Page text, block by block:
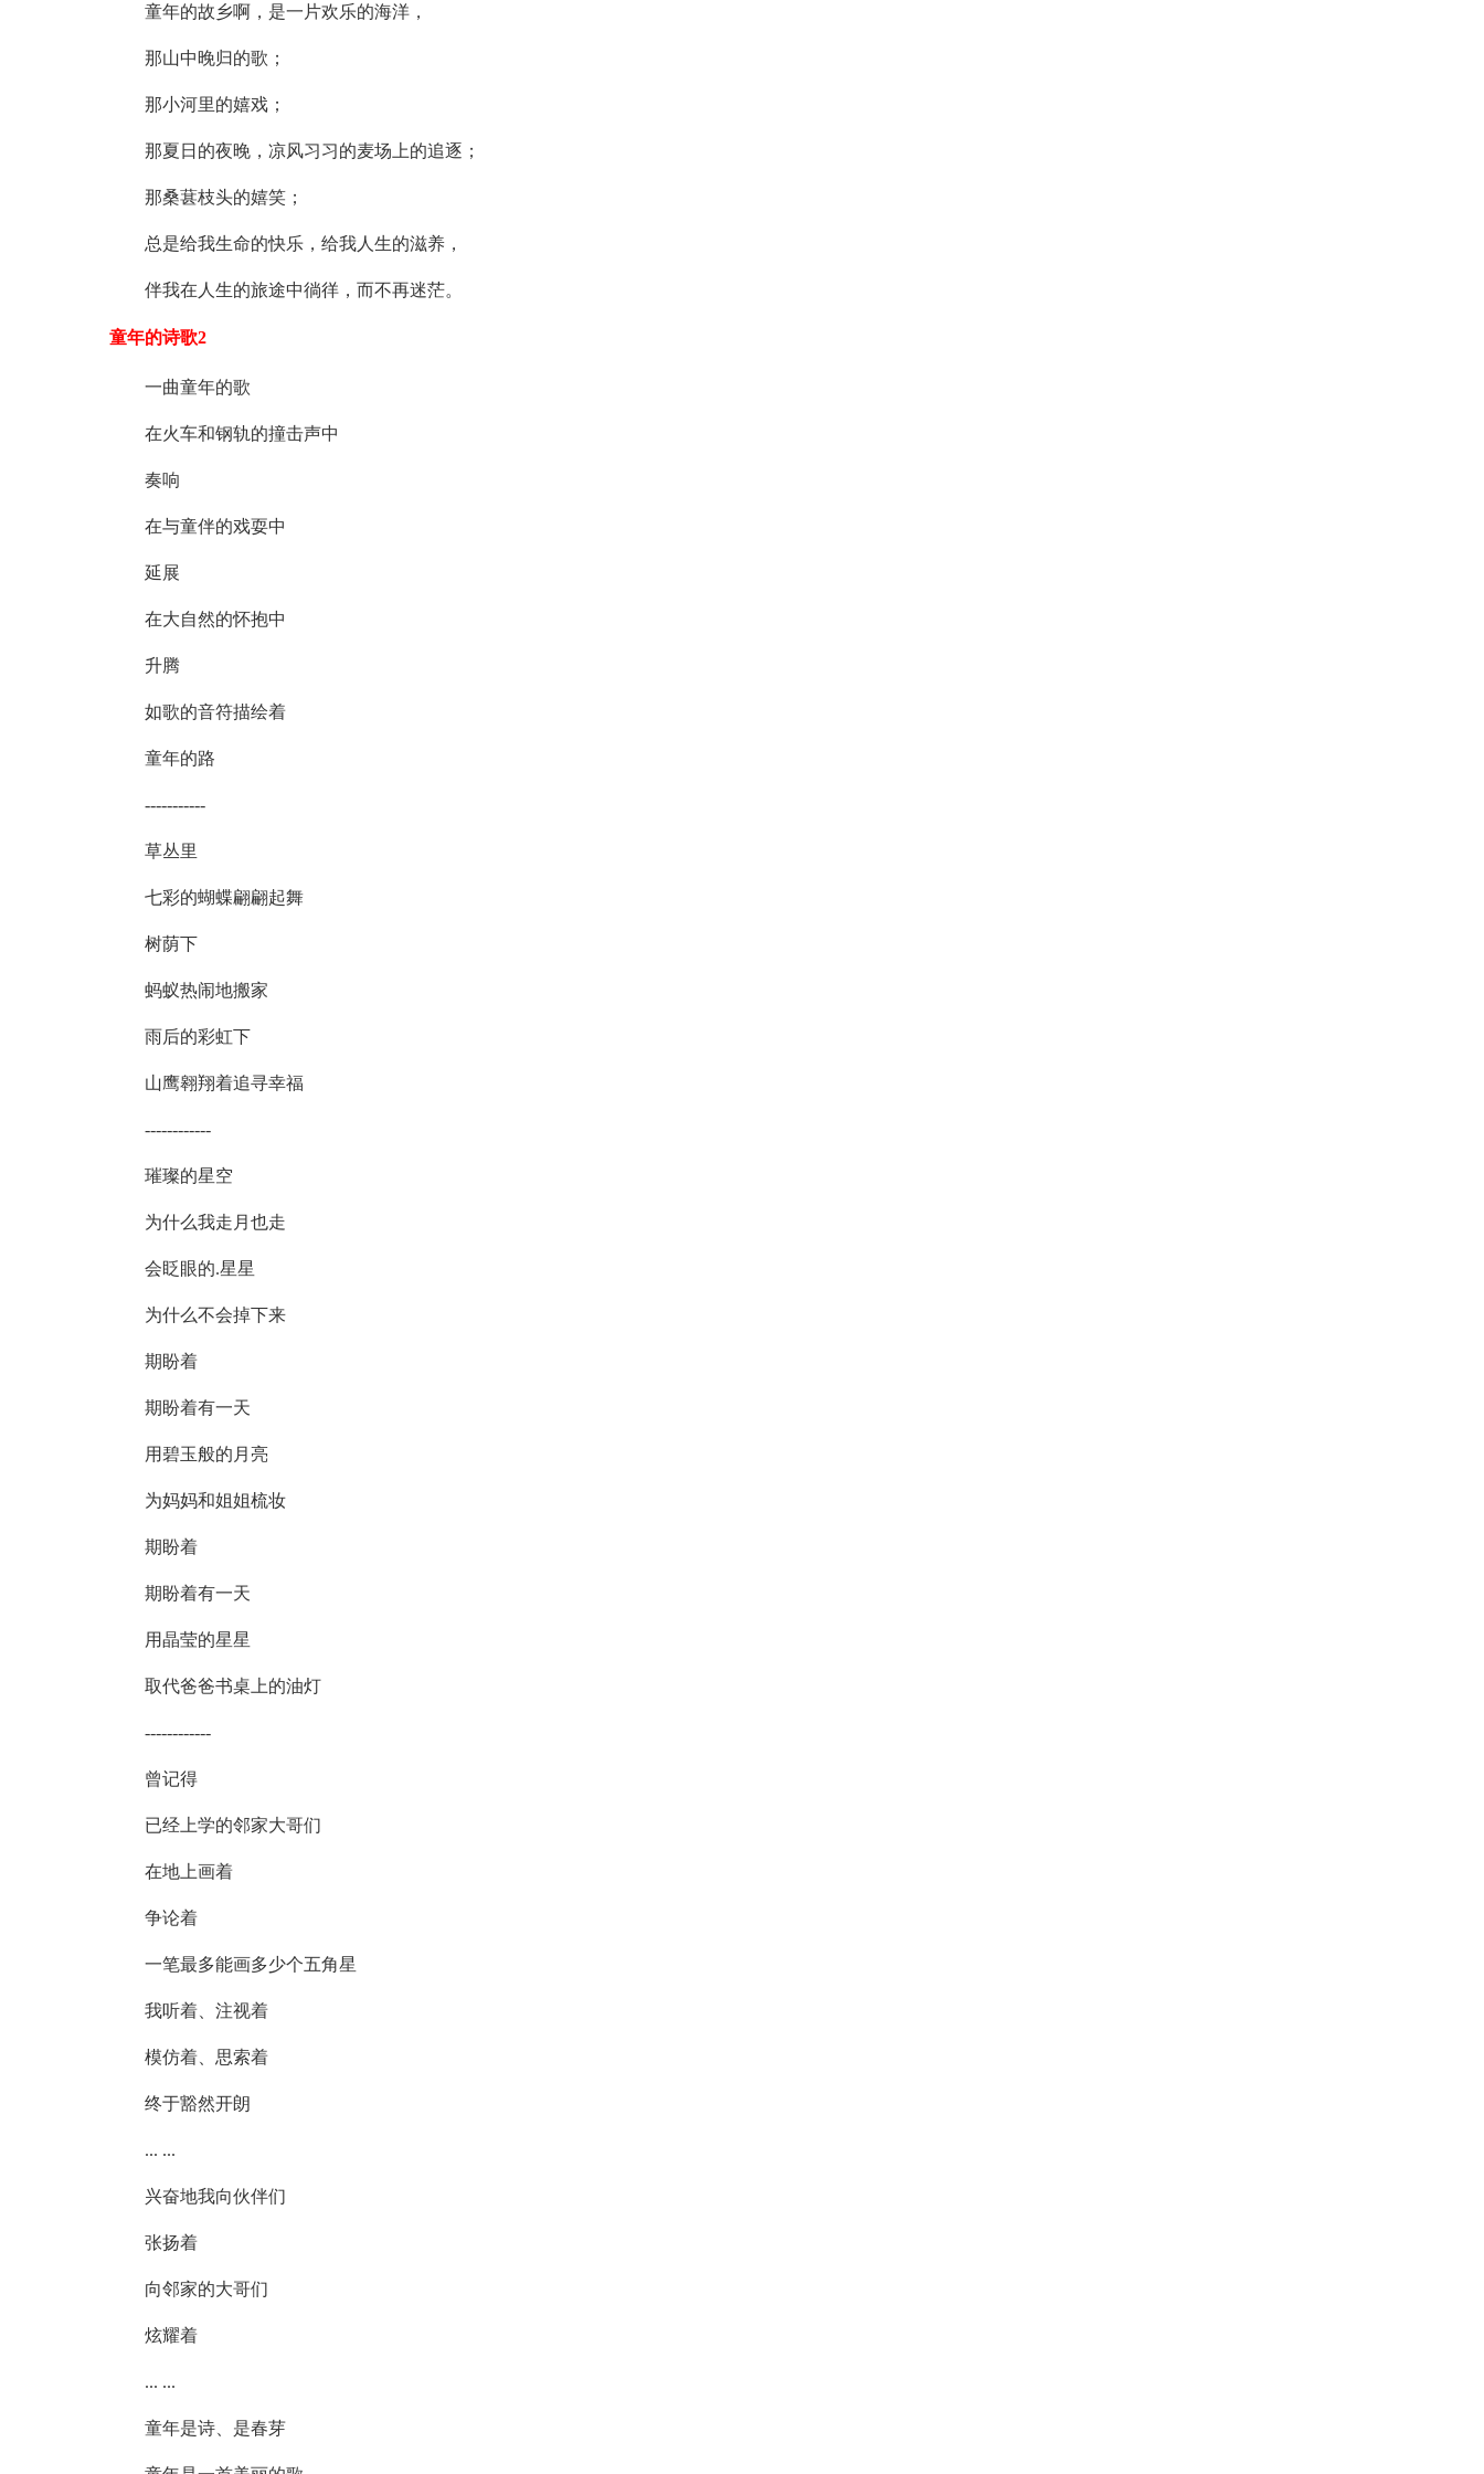
童年的故乡啊，是一片欢乐的海洋，
那山中晚归的歌；
那小河里的嬉戏；
那夏日的夜晚，凉风习习的麦场上的追逐；
那桑葚枝头的嬉笑；
总是给我生命的快乐，给我人生的滋养，
伴我在人生的旅途中徜徉，而不再迷茫。
童年的诗歌2
一曲童年的歌
在火车和钢轨的撞击声中
奏响
在与童伴的戏耍中
延展
在大自然的怀抱中
升腾
如歌的音符描绘着
童年的路
-----------
草丛里
七彩的蝴蝶翩翩起舞
树荫下
蚂蚁热闹地搬家
雨后的彩虹下
山鹰翱翔着追寻幸福
------------
璀璨的星空
为什么我走月也走
会眨眼的.星星
为什么不会掉下来
期盼着
期盼着有一天
用碧玉般的月亮
为妈妈和姐姐梳妆
期盼着
期盼着有一天
用晶莹的星星
取代爸爸书桌上的油灯
------------
曾记得
已经上学的邻家大哥们
在地上画着
争论着
一笔最多能画多少个五角星
我听着、注视着
模仿着、思索着
终于豁然开朗
... ...
兴奋地我向伙伴们
张扬着
向邻家的大哥们
炫耀着
... ...
童年是诗、是春芽